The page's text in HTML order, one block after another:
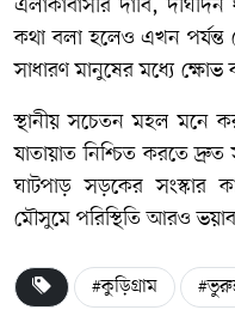
কথা বলা হলেও এখন
সাধারণ মানুষের মধ্যে ক্ষোভ
স্থানীয় সচেতন মহল মনে
যাতায়াত নিশ্চিত করতে
ঘাটপাড় সড়কের সংস্কার
মৌসুমে পরিস্থিতি আরও
#কুড়িগ্রাম